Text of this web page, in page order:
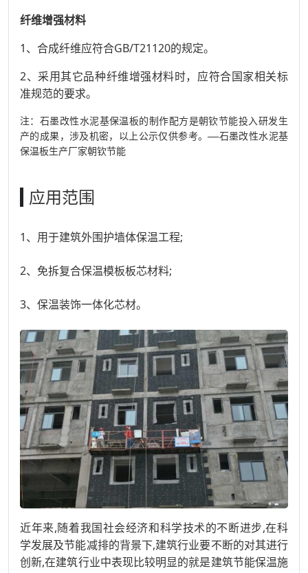
纤维增强材料
1、合成纤维应符合GB/T21120的规定。
2、采用其它品种纤维增强材料时，应符合国家相关标
准规范的要求。
注：石墨改性水泥基保温板的制作配方是朝钦节能投入研发生
产的成果，涉及机密，以上公示仅供参考。——石墨改性水泥基
保温板生产厂家朝钦节能
应用范围
1、用于建筑外围护墙体保温工程;
2、免拆复合保温模板板芯材料;
3、保温装饰一体化芯材。
近年来,随着我国社会经济和科学技术的不断进步,在科
学发展及节能减排的背景下,建筑行业要不断的对其进行
创新,在建筑行业中表现比较明显的就是建筑节能保温施